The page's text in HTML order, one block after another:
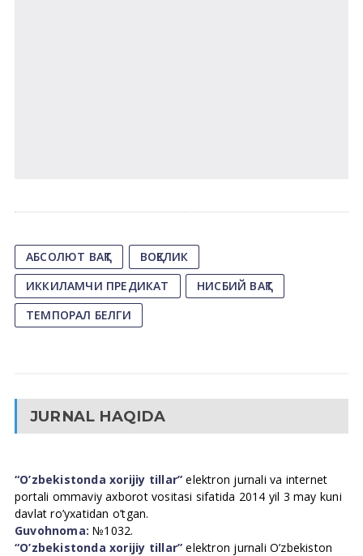
АБСОЛЮТ ВАҚТ
ВОҚЕЛИК
ИККИЛАМЧИ ПРЕДИКАТ
НИСБИЙ ВАҚТ
ТЕМПОРАЛ БЕЛГИ
JURNAL HAQIDA
“O’zbekistonda xorijiy tillar” elektron jurnali va internet
portali ommaviy axborot vositasi sifatida 2014 yil 3 may kuni
davlat ro’yxatidan o’tgan.
Guvohnoma: №1032.
“O’zbekistonda xorijiy tillar” elektron jurnali O’zbekiston